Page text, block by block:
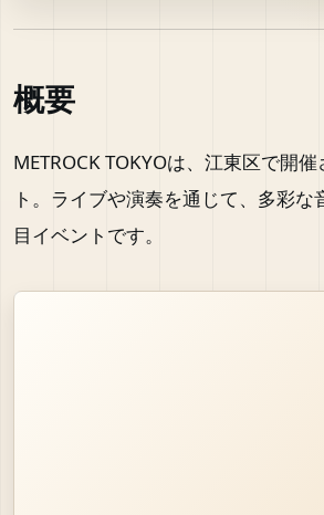
概要
METROCK TOKYOは、江東区で開
ト。ライブや演奏を通じて、多彩な
目イベントです。